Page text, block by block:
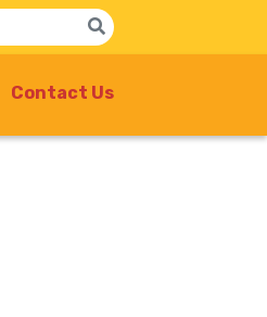
Contact Us